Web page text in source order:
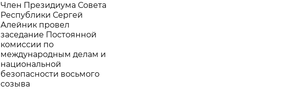
Член Президиума Совета
Республики Сергей
Алейник провел
заседание Постоянной
комиссии по
международным делам и
национальной
безопасности восьмого
созыва